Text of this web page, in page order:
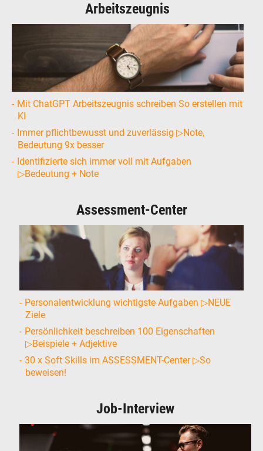
Arbeitszeugnis
Mit ChatGPT Arbeitszeugnis schreiben So erstellen mit
KI
Immer pflichtbewusst und zuverlässig ▷Note,
Bedeutung 9x besser
Identifizierte sich immer voll mit Aufgaben
▷Bedeutung + Note
Assessment-Center
Personalentwicklung wichtigste Aufgaben ▷NEUE
Ziele
Persönlichkeit beschreiben 100 Eigenschaften
▷Beispiele + Adjektive
30 x Soft Skills im ASSESSMENT-Center ▷So
beweisen!
Job-Interview